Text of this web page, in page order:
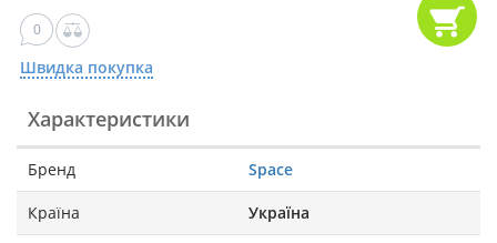
0
Швидка покупка
Характеристики
Бренд Space
Країна Україна